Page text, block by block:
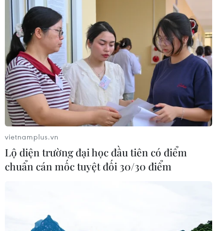
vietnamplus.vn
Lộ diện trường đại học đầu tiên có điểm
chuẩn cán mốc tuyệt đối 30/30 điểm